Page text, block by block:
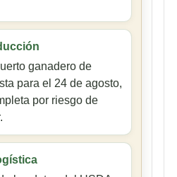
ganadero de
para el 24 de agosto,
por riesgo de